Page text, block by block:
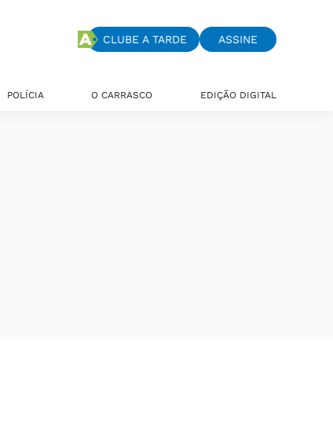
CLUBE A TARDE ASSINE
POLÍCIA O CARRASCO EDIÇÃO DIGITAL